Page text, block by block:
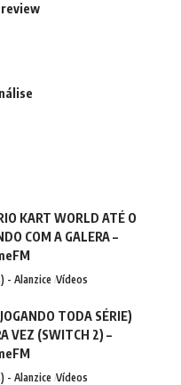
KART WORLD ATÉ O
COM A GALERA –
- Alanzice Vídeos
TODA SÉRIE)
VEZ (SWITCH 2) –
- Alanzice Vídeos